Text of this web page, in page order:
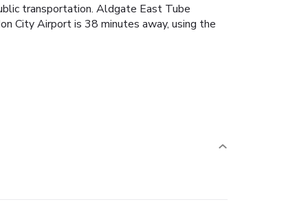
transportation. Aldgate East Tube
City Airport is 38 minutes away, using the